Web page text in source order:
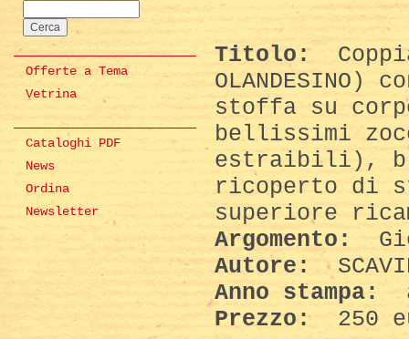
Offerte a Tema
Vetrina
Cataloghi PDF
News
Ordina
Newsletter
Titolo:
stoffa su
bellissimi
estraibili),
ricoperto di
superiore
Argomento:
Autore:
Anno stampa:
Prezzo:
250